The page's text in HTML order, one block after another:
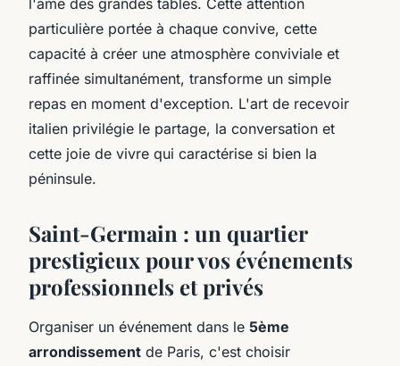
particulière portée à chaque convive, cette
capacité à créer une atmosphère conviviale et
raffinée simultanément, transforme un simple
repas en moment d'exception. L'art de recevoir
italien privilégie le partage, la conversation et
cette joie de vivre qui caractérise si bien la
péninsule.
Saint-Germain : un quartier
prestigieux pour vos événements
professionnels et privés
Organiser un événement dans le 5ème
arrondissement de Paris, c'est choisir